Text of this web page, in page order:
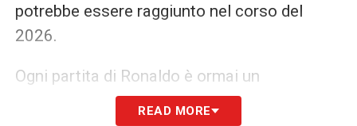
potrebbe essere raggiunto nel corso del
2026.
Ogni partita di Ronaldo è ormai un
appuntamento con la storia. La doppietta di
READ MORE